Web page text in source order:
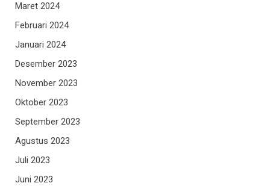
Maret 2024
Februari 2024
Januari 2024
Desember 2023
November 2023
Oktober 2023
September 2023
Agustus 2023
Juli 2023
Juni 2023